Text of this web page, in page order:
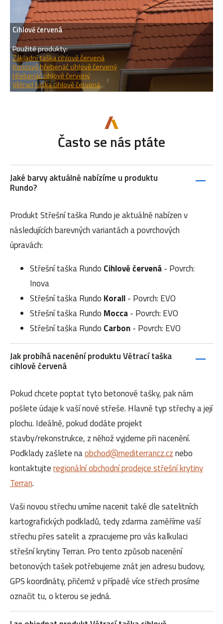
Cihlově červená
Použité produkty:
Základní taška cihlově červená
Koncový hřebenáč cihlově červený
Hřebenáč cihlově červený
Větrací taška cihlově červená
Často se nás ptáte
Jaké barvy aktuálně nabízíme u produktu
Rundo?
Produkt Střešní taška Rundo je aktuálně nabízen v
následujících barevných variantách a povrchových
úpravách:
Střešní taška Rundo Cihlově červená- Povrch:
Inova
Střešní taška Rundo Korall- Povrch: EVO
Střešní taška Rundo Mocca- Povrch: EVO
Střešní taška Rundo Carbon- Povrch: EVO
Jak probíhá nacenění produktu Větrací taška
cihlově červená
Pokud chcete poptat tyto betonové tašky, pak nám
pošlete údaje k vaší nové střeše. Hlavně typ střechy a její
plochu. Ideálně, pokud dodáte projekt
stavby/rekonstrukce, z něhož vyjdeme při nacenění.
Podklady zašlete naobchod@mediterrancz.cznebo
kontaktujteregionální obchodní prodejce střešní krytiny
Terran.
Vaši novou střechu umíme nacenit také dle satelitních
kartografických podkladů, tedy zdarma zaměříme vaší
střechu přes satelit a zpracujeme pro vás kalkulaci
střešní krytiny Terran. Pro tento způsob nacenění
betonových tašek potřebujeme znát jen adresu budovy,
GPS koordináty, přičemž v případě více střech prosíme
označit tu, o kterou se jedná.